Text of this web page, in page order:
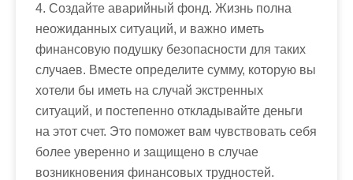
4. Создайте аварийный фонд. Жизнь полна
неожиданных ситуаций, и важно иметь
финансовую подушку безопасности для таких
случаев. Вместе определите сумму, которую вы
хотели бы иметь на случай экстренных
ситуаций, и постепенно откладывайте деньги
на этот счет. Это поможет вам чувствовать себя
более уверенно и защищено в случае
возникновения финансовых трудностей.